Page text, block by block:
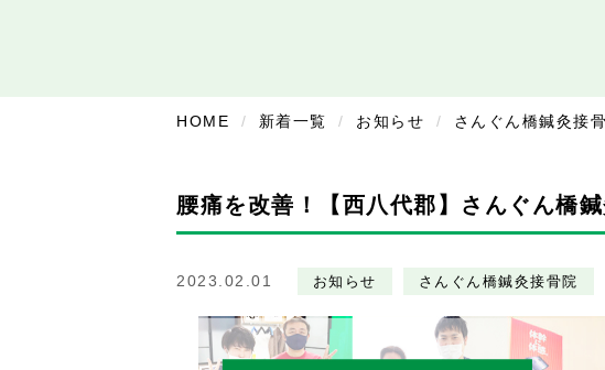
HOME 新着一覧 お知らせ さんぐん橋鍼灸接
腰痛を改善！【西八代郡】さんぐん橋
2023.02.01 お知らせ さんぐん橋鍼灸接骨院